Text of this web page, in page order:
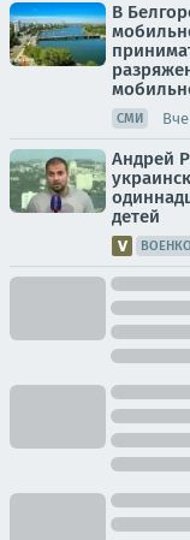
В
СМИ
Андрей
детей